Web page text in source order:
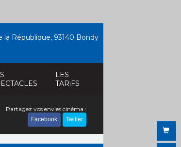
LES
TARiFS
la République, 93140 Bondy
Partagez vos envies cinéma :
Facebook Twitter